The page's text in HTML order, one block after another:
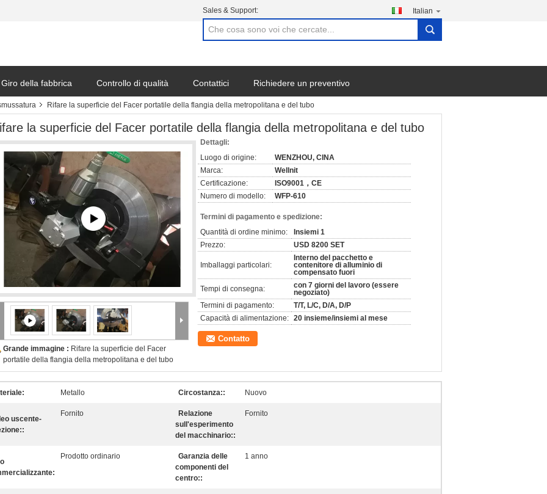
Sales & Support: Italian
search
Giro della fabbrica Controllo di qualità Contattici Richiedere un preventivo
Rifare la superficie del Facer portatile della flangia della metropolitana e del tubo
la superficie del Facer portatile della flangia della metropolitana e del tubo
Grande immagine : Rifare la superficie del Facer
portatile della flangia della metropolitana e del tubo
Dettagli:
Luogo di origine:
WENZHOU, CINA
Marca:
Wellnit
Certificazione:
ISO9001，CE
Numero di modello:
WFP-610
Termini di pagamento e spedizione:
Quantità di ordine minimo:
Insiemi 1
Prezzo:
USD 8200 SET
Imballaggi particolari:
Interno del pacchetto e
contenitore di alluminio di
compensato fuori
Tempi di consegna:
con 7 giorni del lavoro (essere
negoziato)
Termini di pagamento:
T/T, L/C, D/A, D/P
Capacità di alimentazione: 20 insieme/insiemi al mese
Contatto
Metallo Circostanza:: Nuovo
uscente-
Fornito
Relazione
sull'esperimento
del macchinario::
Fornito
Prodotto ordinario
Garanzia delle
componenti del
centro::
1 anno